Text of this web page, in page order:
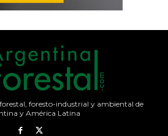
foresto-industrial y ambiental de
y América Latina